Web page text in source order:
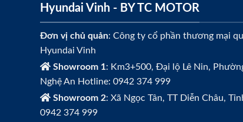
Hyundai Vinh - BY TC MOTOR
Đơn vị chủ quản: Công ty cổ phần thương mại
Hyundai Vinh
Showroom 1: Km3+500, Đại lộ Lê Nin,
Nghệ An Hotline: 0942 374 999
Showroom 2: Xã Ngọc Tân, TT Diễn Châu,
0942 374 999